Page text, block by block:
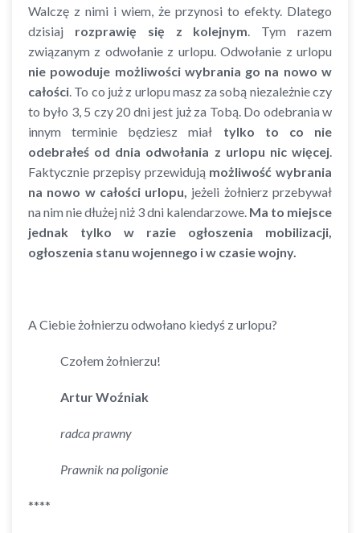
Walczę z nimi i wiem, że przynosi to efekty. Dlatego
dzisiaj rozprawię się z kolejnym. Tym razem
związanym z odwołanie z urlopu. Odwołanie z urlopu
nie powoduje możliwości wybrania go na nowo w
całości. To co już z urlopu masz za sobą niezależnie czy
to było 3, 5 czy 20 dni jest już za Tobą. Do odebrania w
innym terminie będziesz miał tylko to co nie
odebrałeś od dnia odwołania z urlopu nic więcej.
Faktycznie przepisy przewidują możliwość wybrania
na nowo w całości urlopu, jeżeli żołnierz przebywał
na nim nie dłużej niż 3 dni kalendarzowe. Ma to miejsce
jednak tylko w razie ogłoszenia mobilizacji,
ogłoszenia stanu wojennego i w czasie wojny.
A Ciebie żołnierzu odwołano kiedyś z urlopu?
Czołem żołnierzu!
Artur Woźniak
radca prawny
Prawnik na poligonie
****